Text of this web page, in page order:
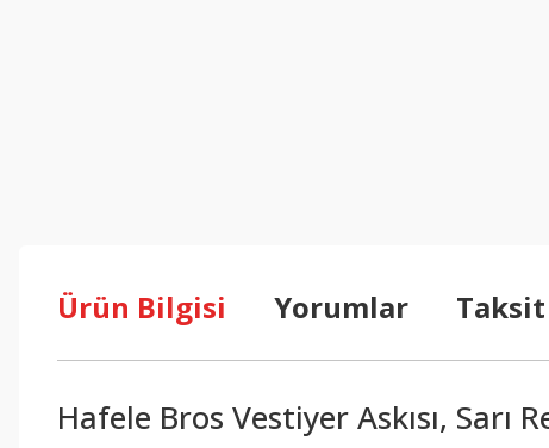
Ürün Bilgisi Yorumlar
Hafele Bros Vestiyer Askısı, Sarı